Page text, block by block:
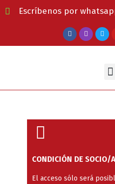
Escríbenos por
CONDICIÓN DE SOCIO/
El acceso sólo será